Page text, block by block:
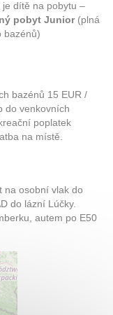
je dítě na pobytu –
pobyt Junior(plná
bazénů)
bazénů 15 EUR /
do venkovních
poplatek
na místě.
na osobní vlak do
do lázní Lúčky.
autem po E50